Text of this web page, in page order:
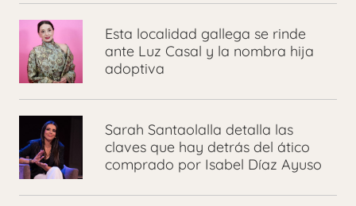
Esta localidad gallega se rinde
ante Luz Casal y la nombra hija
adoptiva
Sarah Santaolalla detalla las
claves que hay detrás del ático
comprado por Isabel Díaz Ayuso